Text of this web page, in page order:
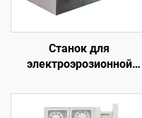
Станок для
электроэрозионной
электродом
однопроходного реза